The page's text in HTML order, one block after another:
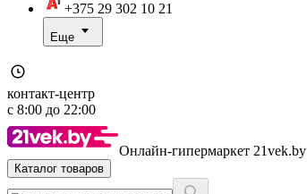
+375 29 302 10 21
Еще
контакт-центр
с 8:00 до 22:00
Онлайн-гипермаркет 21vek.by
Каталог товаров